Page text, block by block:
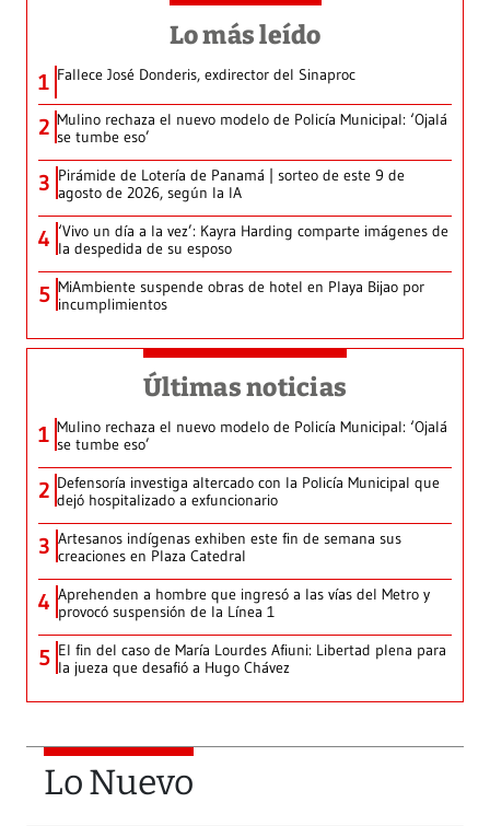
Lo más leído
1 Fallece José Donderis, exdirector del Sinaproc
2 Mulino rechaza el nuevo modelo de Policía Municipal: ‘Ojalá
se tumbe eso’
3 Pirámide de Lotería de Panamá | sorteo de este 9 de
agosto de 2026, según la IA
4 ‘Vivo un día a la vez’: Kayra Harding comparte imágenes de
la despedida de su esposo
5 MiAmbiente suspende obras de hotel en Playa Bijao por
incumplimientos
Últimas noticias
1 Mulino rechaza el nuevo modelo de Policía Municipal: ‘Ojalá
se tumbe eso’
2 Defensoría investiga altercado con la Policía Municipal que
dejó hospitalizado a exfuncionario
3 Artesanos indígenas exhiben este fin de semana sus
creaciones en Plaza Catedral
4 Aprehenden a hombre que ingresó a las vías del Metro y
provocó suspensión de la Línea 1
5 El fin del caso de María Lourdes Afiuni: Libertad plena para
la jueza que desafió a Hugo Chávez
Lo Nuevo